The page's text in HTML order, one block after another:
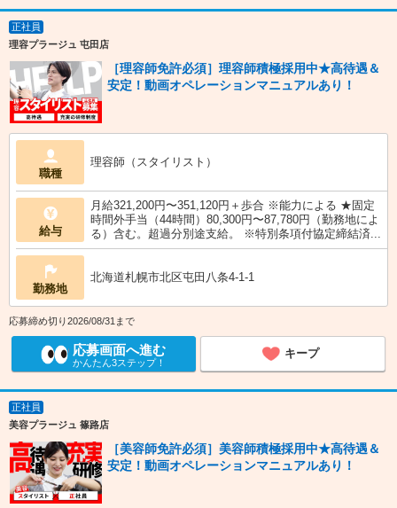
正社員
理容プラージュ 屯田店
［理容師免許必須］理容師積極採用中★高待遇＆
安定！動画オペレーションマニュアルあり！
職種
理容師（スタイリスト）
給与
月給321,200円〜351,120円＋歩合 ※能力による ★固定
時間外手当（44時間）80,300円〜87,780円（勤務地によ
る）含む。超過分別途支給。 ※特別条項付協定締結済...
勤務地
北海道札幌市北区屯田八条4-1-1
応募締め切り2026/08/31まで
応募画面へ進む
かんたん3ステップ！
キープ
正社員
美容プラージュ 篠路店
［美容師免許必須］美容師積極採用中★高待遇＆
安定！動画オペレーションマニュアルあり！